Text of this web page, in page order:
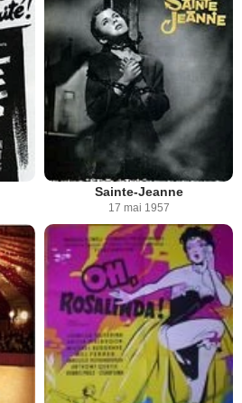
Sainte-Jeanne
17 mai 1957